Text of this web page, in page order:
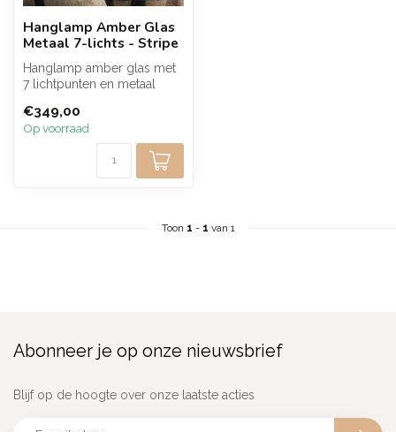
Hanglamp Amber Glas
Metaal 7-lichts - Stripe
Hanglamp amber glas met
7 lichtpunten en metaal
sfeer i...
€349,00
Op voorraad
Toon 1 - 1 van 1
Abonneer je op onze nieuwsbrief
Blijf op de hoogte over onze laatste acties